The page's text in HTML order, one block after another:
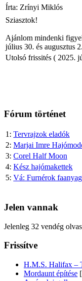
Írta: Zrínyi Miklós
Sziasztok!
Ajánlom mindenki
július 30. és augusztus
Utolsó frissités ( 2025.
Fórum történet
1: Tervrajzok eladók
2: Marjai Imre
3: Corel Half Moon
4: Kész hajómakettek
5: Vá: Furnérok
Jelen vannak
Jelenleg 32 vendég
Frissítve
H.M.S. Halifax –
Mordaunt építése